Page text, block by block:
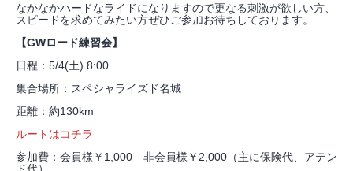
なかなかハードなライドになりますので更なる刺激が欲しい方、
スピードを求めてみたい方ぜひご参加お待ちしております。
【GWロード練習会】
日程：5/4(土) 8:00
集合場所：スペシャライズド名城
距離：約130km
ルートはコチラ
参加費：会員様￥1,000 非会員様￥2,000（主に保険代、アテン